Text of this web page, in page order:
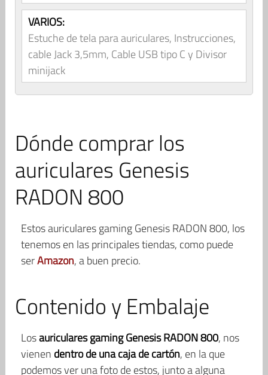
VARIOS:
Estuche de tela para auriculares, Instrucciones,
cable Jack 3,5mm, Cable USB tipo C y Divisor
minijack
Dónde comprar los
auriculares Genesis
RADON 800
Estos auriculares gaming Genesis RADON 800, los
tenemos en las principales tiendas, como puede
serAmazon, a buen precio.
Contenido y Embalaje
Losauriculares gaming Genesis RADON 800, nos
vienen dentro de una caja de cartón, en la que
podemos ver una foto de estos, junto a alguna